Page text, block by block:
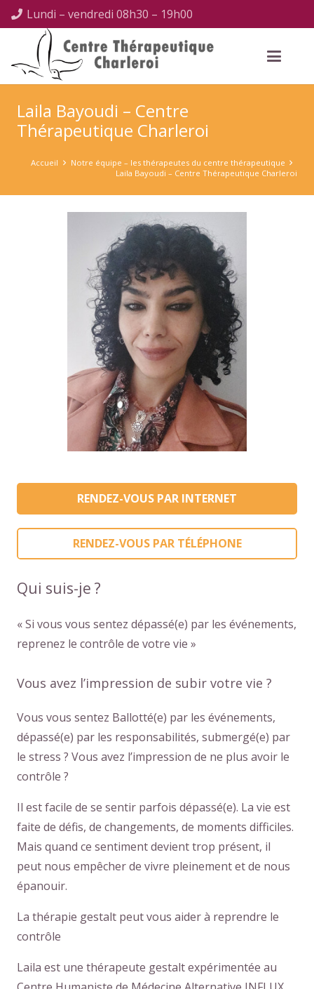
Lundi – vendredi 08h30 – 19h00
Laila Bayoudi – Centre
Thérapeutique Charleroi
Accueil
Notre équipe – les thérapeutes du centre thérapeutique
Laila Bayoudi – Centre Thérapeutique Charleroi
RENDEZ-VOUS PAR INTERNET
RENDEZ-VOUS PAR TÉLÉPHONE
Qui suis-je ?
« Si vous vous sentez dépassé(e) par les événements,
reprenez le contrôle de votre vie »
Vous avez l’impression de subir votre vie ?
Vous vous sentez Ballotté(e) par les événements,
dépassé(e) par les responsabilités, submergé(e) par
le stress ? Vous avez l’impression de ne plus avoir le
contrôle ?
Il est facile de se sentir parfois dépassé(e). La vie est
faite de défis, de changements, de moments difficiles.
Mais quand ce sentiment devient trop présent, il
peut nous empêcher de vivre pleinement et de nous
épanouir.
La thérapie gestalt peut vous aider à reprendre le
contrôle
Laila est une thérapeute gestalt expérimentée au